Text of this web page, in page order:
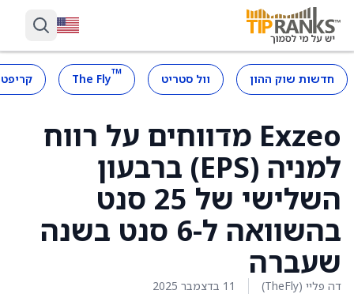
חדשות שוק ההון וול סטריט ™
The Fly
Exzeo מדווחים על רווח
למניה (EPS) ברבעון
השלישי של 25 סנט
בהשוואה ל-6 סנט בשנה
שעברה
דה פליי (TheFly) 11 בדצמבר 2025